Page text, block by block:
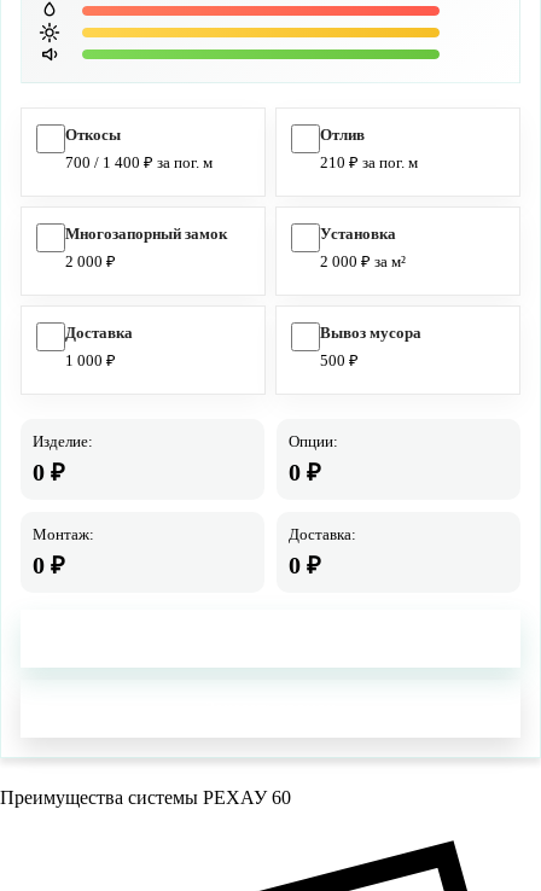
Откосы
700 / 1 400 ₽ за пог. м
Отлив
210 ₽ за пог. м
Многозапорный замок
2 000 ₽
Установка
2 000 ₽ за м²
Доставка
1 000 ₽
Вывоз мусора
500 ₽
Изделие:
0 ₽
Опции:
0 ₽
Монтаж:
0 ₽
Доставка:
0 ₽
Преимущества системы РЕХАУ 60